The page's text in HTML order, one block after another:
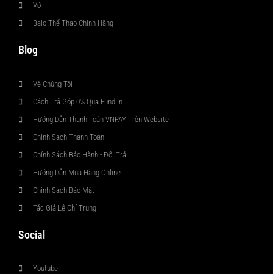
Vớ
Balo Thể Thao Chính Hãng
Blog
Về Chúng Tôi
Cách Trả Góp 0% Qua Fundiin
Hướng Dẫn Thanh Toán VNPAY Trên Website
Chính Sách Thanh Toán
Chính Sách Bảo Hành - Đổi Trả
Hướng Dẫn Mua Hàng Online
Chính Sách Bảo Mật
Tác Giả Lê Chí Trung
Social
Youtube